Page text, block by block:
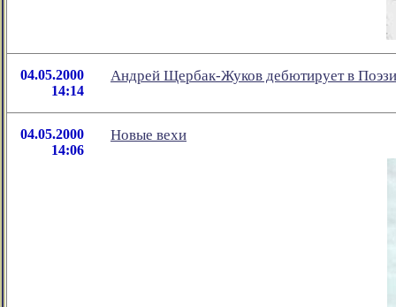
04.05.2000
14:14
Андрей Щербак-Жуков дебютирует в
04.05.2000
14:06
Новые вехи